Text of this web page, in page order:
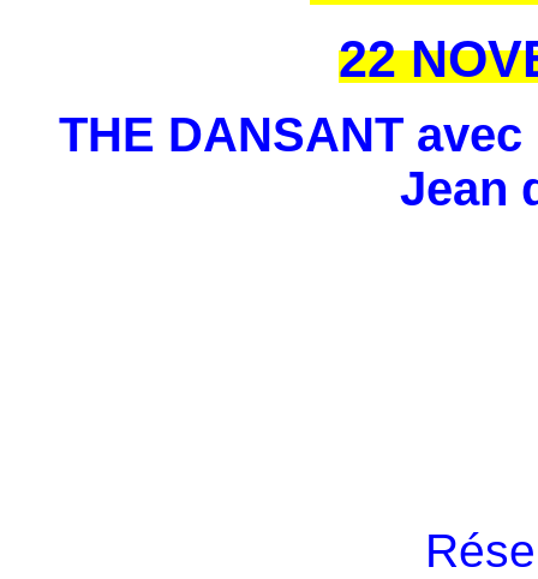
22
THE DANSANT
Jean